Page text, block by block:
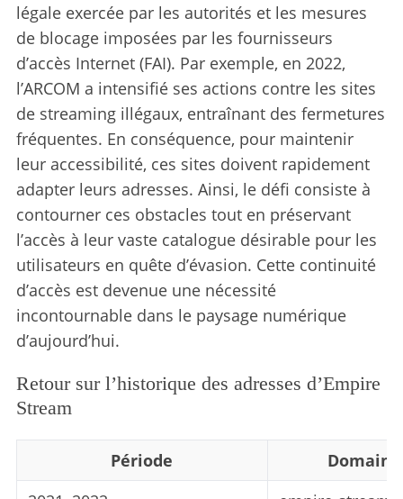
légale exercée par les autorités et les mesures
de blocage imposées par les fournisseurs
d’accès Internet (FAI). Par exemple, en 2022,
l’ARCOM a intensifié ses actions contre les sites
de streaming illégaux, entraînant des fermetures
fréquentes. En conséquence, pour maintenir
leur accessibilité, ces sites doivent rapidement
adapter leurs adresses. Ainsi, le défi consiste à
contourner ces obstacles tout en préservant
l’accès à leur vaste catalogue désirable pour les
utilisateurs en quête d’évasion. Cette continuité
d’accès est devenue une nécessité
incontournable dans le paysage numérique
d’aujourd’hui.
Retour sur l’historique des adresses d’Empire
Stream
Période